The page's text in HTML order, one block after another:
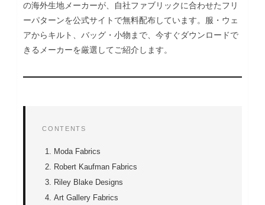
の海外生地メーカーが、自社ファブリックに合わせたフリ
ーパターンを公式サイトで無料配布しています。服・ウェ
アからキルト、バッグ・小物まで、今すぐダウンロードで
きるメーカーを厳選してご紹介します。
CONTENTS
Moda Fabrics
Robert Kaufman Fabrics
Riley Blake Designs
Art Gallery Fabrics